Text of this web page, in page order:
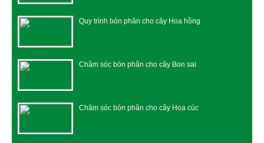
Quy trình bón phân cho cây Hoa hồng
Chăm sóc bón phân cho cây Bon sai
Chăm sóc bón phân cho cây Hoa cúc